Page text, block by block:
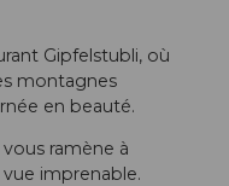
Gipfelstubli, où
montagnes
en beauté.
vous ramène à
imprenable.